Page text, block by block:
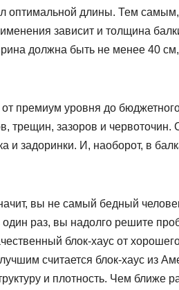
оптимальной длины. Тем самым,
зависит и толщина
должна быть не менее 40
премиум уровня до
трещин, зазоров и червоточин.
и задоринки. И, наоборот, в
вы не самый бедный
раз, вы надолго решите
блок-хаус от
считается блок-хаус из
и плотность. Чем ближе